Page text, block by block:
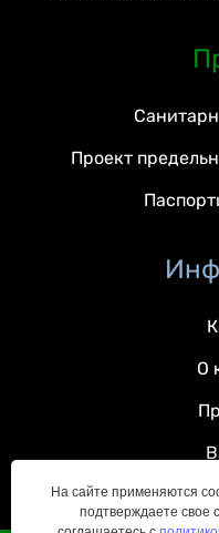
Проект
О
На сайте применяются
подтверждаете свое